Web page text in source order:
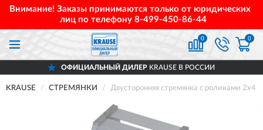
Внимание! Заказы принимаются только от юридических
лиц по телефону 8-499-450-86-44
0 0
ОФИЦИАЛЬНЫЙ ДИЛЕРKRAUSE В РОССИИ
KRAUSE СТРЕМЯНКИ Двусторонняя стремянка с роликами 2х4